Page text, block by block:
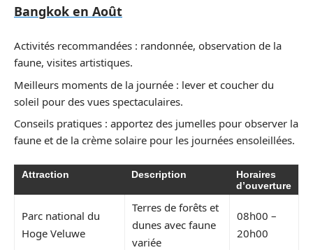
Bangkok en Août
Activités recommandées : randonnée, observation de la
faune, visites artistiques.
Meilleurs moments de la journée : lever et coucher du
soleil pour des vues spectaculaires.
Conseils pratiques : apportez des jumelles pour observer la
faune et de la crème solaire pour les journées ensoleillées.
Attraction Description
Horaires
d’ouverture
Parc national du
Hoge Veluwe
Terres de forêts et
dunes avec faune
variée
08h00 –
20h00